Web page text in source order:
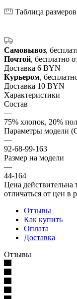
Таблица размеров
Самовывоз,
Почтой, бесплатно
Доставка 6 BYN
Курьером,
Доставка 10 BYN
Характеристики
Состав
—
75% хлопок, 20%
Параметры модели
—
92-68-99-163
Размер на модели
—
44-164
Цена действительна
отличаться от цен в
Отзывы
Как купить
Оплата
Доставка
Отзывы